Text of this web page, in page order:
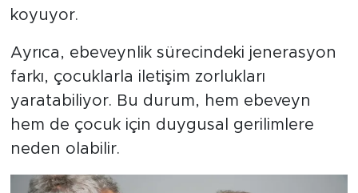
koyuyor.
Ayrıca, ebeveynlik sürecindeki jenerasyon
farkı, çocuklarla iletişim zorlukları
yaratabiliyor. Bu durum, hem ebeveyn
hem de çocuk için duygusal gerilimlere
neden olabilir.